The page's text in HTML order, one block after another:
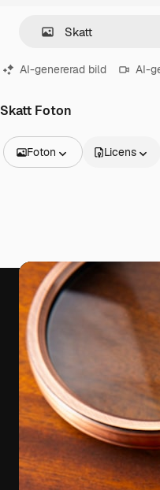
AI-genererad bild AI-
Skatt Foton
Foton
Videor
Filmmaterial
Rörlig grafik
Videomallar
Ikoner
3D-modeller
Teckensnitt
Licens
Den kreativa
ditt bästa
prenumeranter
byråer och
Svenska